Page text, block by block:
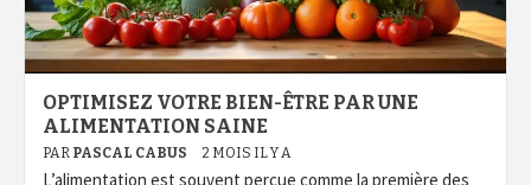
OPTIMISEZ VOTRE BIEN-ÊTRE PAR UNE
ALIMENTATION SAINE
PAR PASCAL CABUS 2 MOIS IL Y A
L’alimentation est souvent perçue comme la première des